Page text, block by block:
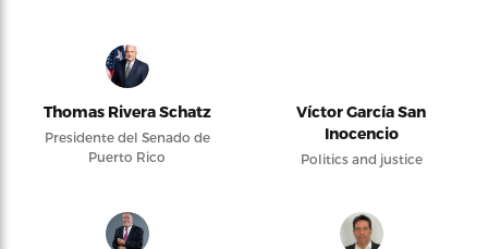
Thomas Rivera Schatz
Presidente del Senado de
Puerto Rico
Víctor García San
Inocencio
Politics and justice